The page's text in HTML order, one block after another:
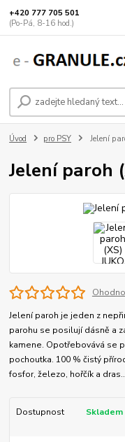
+420 777 705 501
(Po-Pá, 8-16 hod.)
Úvod pro PSY Jelení
Jelení paroh
Jelení paroh je jeden z
parohu se posilují dásně a
kamene. Opotřebovává se
pochoutka. 100 % čistý
fosfor, železo, hořčík a
Dostupnost Skladem